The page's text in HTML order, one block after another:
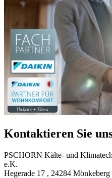
Kontaktieren Sie
PSCHORN Kälte- und
e.K.
Hegerade 17 , 24284 Mönkeberg